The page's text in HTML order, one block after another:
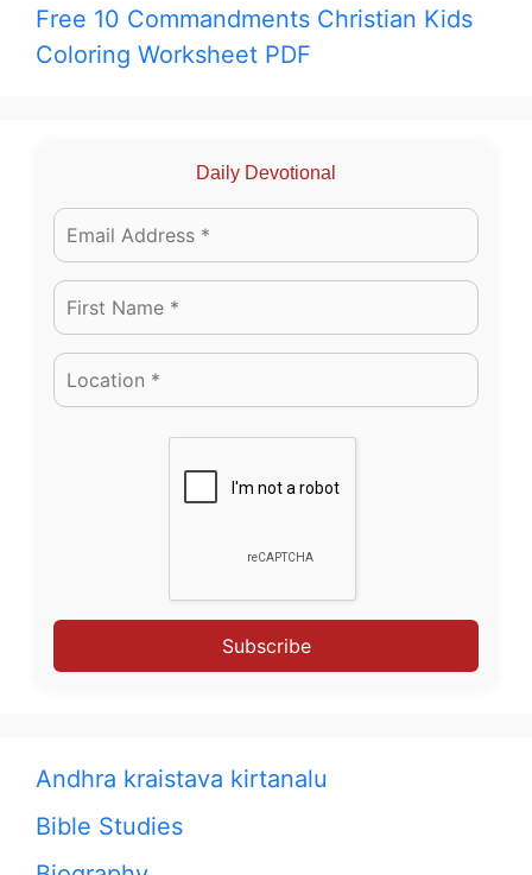
Free 10 Commandments Christian Kids
Coloring Worksheet PDF
Daily Devotional
Subscribe
Andhra kraistava kirtanalu
Bible Studies